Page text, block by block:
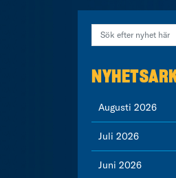
Augusti 2026
Juli 2026
Juni 2026